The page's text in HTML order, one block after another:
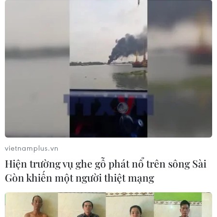
vietnamplus.vn
Hiện trường vụ ghe gỗ phát nổ trên sông Sài
Gòn khiến một người thiệt mạng